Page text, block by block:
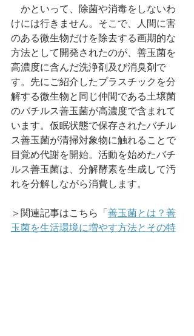
かといって、除菌や消毒をしないわ
けには行きません。そこで、人間に害
のある微生物だけを除去する画期的な
方法として開発されたのが、善玉菌を
高濃度に含んだ洗浄剤及び消臭剤で
す。先にご紹介したプラスチックを分
解する微生物と同じ仲間である土壌菌
のバチルス善玉菌が高濃度で含まれて
います。仮眠状態で保存されたバチル
ス善玉菌が清掃対象物に触れることで
目覚め代謝を開始。活動を始めたバチ
ルス善玉菌は、分解酵素を生成して汚
れを分解しながら消費します。
＞関連記事はこちら「善玉菌とは？善
玉菌を生活環境に増やす方法とその特